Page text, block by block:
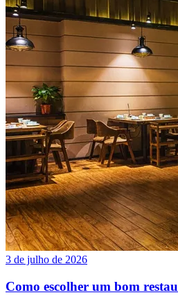
3 de julho de 2026
Como escolher um bom